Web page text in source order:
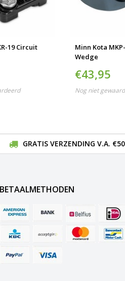
19 Circuit
Minn Kota
Wedge
€43,95
Nog niet
GRATIS VERZENDING V.A.
BETAALMETHODEN